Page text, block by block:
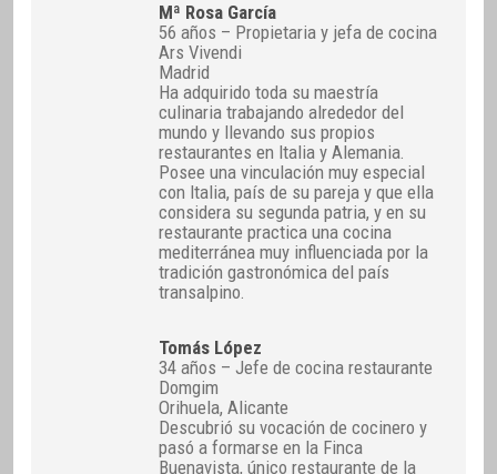
Mª Rosa García
56 años – Propietaria y jefa de cocina
Ars Vivendi
Madrid
Ha adquirido toda su maestría
culinaria trabajando alrededor del
mundo y llevando sus propios
restaurantes en Italia y Alemania.
Posee una vinculación muy especial
con Italia, país de su pareja y que ella
considera su segunda patria, y en su
restaurante practica una cocina
mediterránea muy influenciada por la
tradición gastronómica del país
transalpino.
Tomás López
34 años – Jefe de cocina restaurante
Domgim
Orihuela, Alicante
Descubrió su vocación de cocinero y
pasó a formarse en la Finca
Buenavista, único restaurante de la